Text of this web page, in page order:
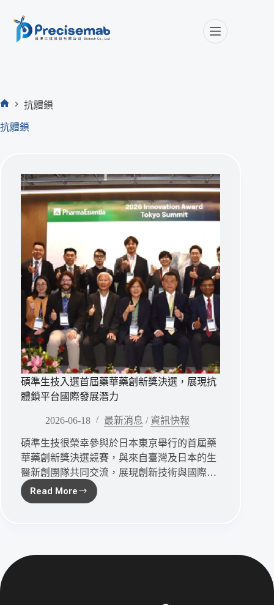
頁
抗體鎖
抗體鎖
碩準生技入選首屆藥華藥創新獎決選，展現抗
體鎖平台國際發展潛力
2026-06-18 最新消息 /資訊快報
碩準生技很榮幸參與於日本東京舉行的首屆藥
華藥創新獎決選競賽，與來自臺灣及日本的生
醫新創團隊共同交流，展現創新技術與國際…
Read More
碩